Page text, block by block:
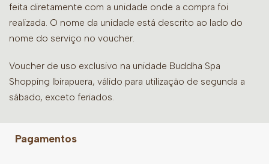
feita diretamente com a unidade onde a compra foi
realizada. O nome da unidade está descrito ao lado do
nome do serviço no voucher.
Voucher de uso exclusivo na unidade Buddha Spa
Shopping Ibirapuera, válido para utilização de segunda a
sábado, exceto feriados.
Pagamentos